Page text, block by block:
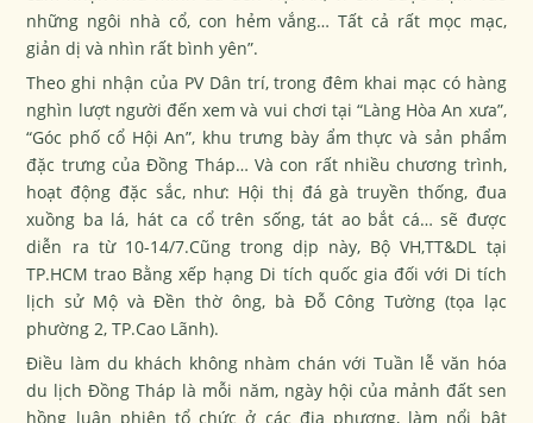
những ngôi nhà cổ, con hẻm vắng… Tất cả rất mọc mạc,
giản dị và nhìn rất bình yên”.
Theo ghi nhận của PV Dân trí, trong đêm khai mạc có hàng
nghìn lượt người đến xem và vui chơi tại “Làng Hòa An xưa”,
“Góc phố cổ Hội An”, khu trưng bày ẩm thực và sản phẩm
đặc trưng của Đồng Tháp… Và con rất nhiều chương trình,
hoạt động đặc sắc, như: Hội thị đá gà truyền thống, đua
xuồng ba lá, hát ca cổ trên sống, tát ao bắt cá… sẽ được
diễn ra từ 10-14/7.Cũng trong dịp này, Bộ VH,TT&DL tại
TP.HCM trao Bằng xếp hạng Di tích quốc gia đối với Di tích
lịch sử Mộ và Đền thờ ông, bà Đỗ Công Tường (tọa lạc
phường 2, TP.Cao Lãnh).
Điều làm du khách không nhàm chán với Tuần lễ văn hóa
du lịch Đồng Tháp là mỗi năm, ngày hội của mảnh đất sen
hồng luân phiên tổ chức ở các địa phương, làm nổi bật